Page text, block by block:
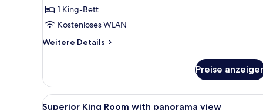
1 King-Bett
Kostenloses WLAN
Weitere Details
Weitere
Double
Room
Preise
Alle
Ein Hotelzimmer mit einem
6
Superior King Room with panorama view